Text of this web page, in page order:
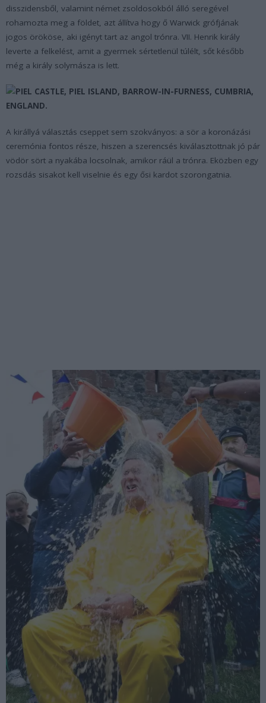
disszidensből, valamint német zsoldosokból álló seregével
rohamozta meg a földet, azt állítva hogy ő Warwick grófjának
jogos örököse, aki igényt tart az angol trónra. VII. Henrik király
leverte a felkelést, amit a gyermek sértetlenül túlélt, sőt később
még a király solymásza is lett.
A királlyá választás cseppet sem szokványos: a sör a koronázási
ceremónia fontos része, hiszen a szerencsés kiválasztottnak jó pár
vödör sört a nyakába locsolnak, amikor ráül a trónra. Eközben egy
rozsdás sisakot kell viselnie és egy ősi kardot szorongatnia.